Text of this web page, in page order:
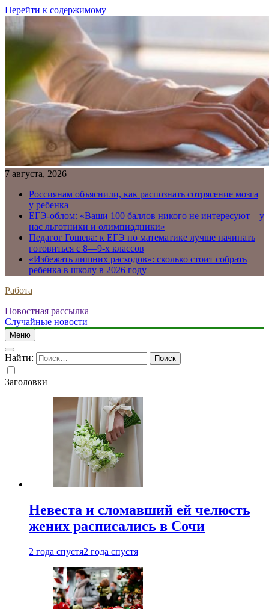
Перейти к содержимому
7 августа, 2026
Россиянам объяснили, как распознать сотрясение мозга
у ребенка
ЕГЭ-облом: «Ваши 100 баллов никого не интересуют – у
нас льготники и олимпиадники»
Педагог Гошева: к ЕГЭ по математике лучше начинать
готовиться с 8—9-х классов
«Избежать лишних расходов»: сколько стоит собрать
ребенка в школу в 2026 году
Работа
Новостная рассылка
Случайные новости
Меню
Найти:
Заголовки
Невеста и сломавший ей челюсть
жених расписались в Сочи
2 года спустя2 года спустя